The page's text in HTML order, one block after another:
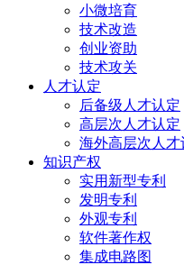
小微培育
技术改造
创业资助
技术攻关
人才认定
后备级人才认定
高层次人才认定
海外高层次人才
知识产权
实用新型专利
发明专利
外观专利
软件著作权
集成电路图